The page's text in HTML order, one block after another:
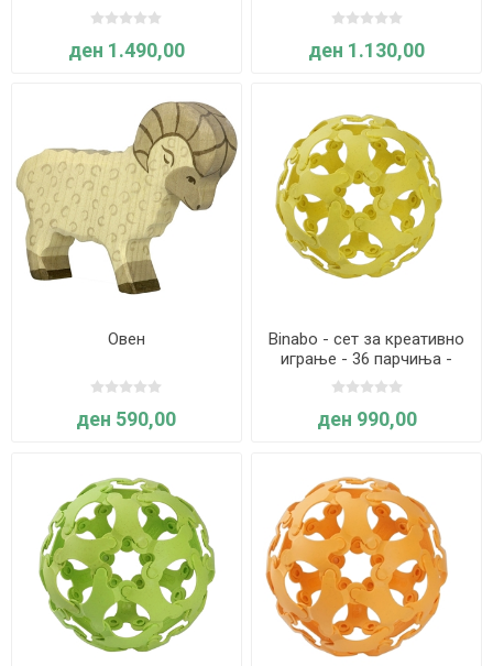
ден 1.490,00 ден 1.130,00
Овен
ден 590,00
Binabo - сет за креативно
играње - 36 парчиња -
жолт
ден 990,00